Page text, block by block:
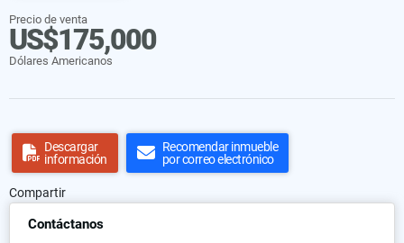
Precio de venta
US$175,000
Dólares Americanos
Descargar
información
Recomendar inmueble
por correo electrónico
Compartir
Contáctanos